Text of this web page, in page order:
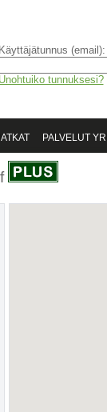
Käyttäjätunnus (email):
Unohtuiko tunnuksesi?
PALVELUT